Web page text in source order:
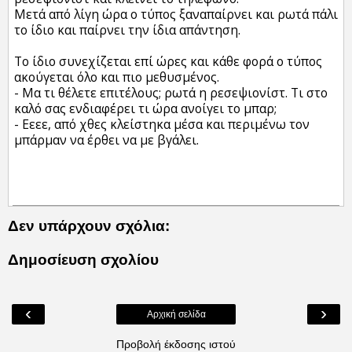
Μετά από λίγη ώρα ο τύπος ξαναπαίρνει και ρωτά πάλι
το ίδιο και παίρνει την ίδια απάντηση.
Το ίδιο συνεχίζεται επί ώρες και κάθε φορά ο τύπος
ακούγεται όλο και πιο μεθυσμένος.
- Μα τι θέλετε επιτέλους; ρωτά η ρεσεψιονίστ. Τι στο
καλό σας ενδιαφέρει τι ώρα ανοίγει το μπαρ;
- Εεεε, από χθες κλείστηκα μέσα και περιμένω τον
μπάρμαν να έρθει να με βγάλει.
Δεν υπάρχουν σχόλια:
Δημοσίευση σχολίου
‹ ›
Αρχική σελίδα
Προβολή έκδοσης ιστού